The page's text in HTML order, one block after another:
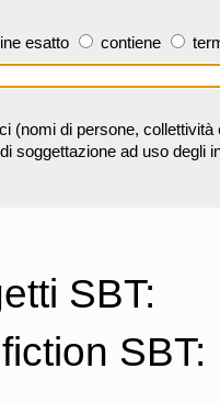
esatto contiene
(nomi di persone,
soggettazione ad uso degli
SBT:
SBT: